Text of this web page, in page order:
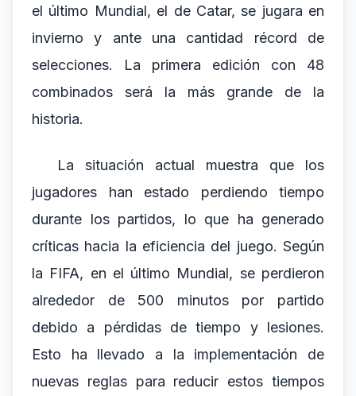
el último Mundial, el de Catar, se jugara en
invierno y ante una cantidad récord de
selecciones. La primera edición con 48
combinados será la más grande de la
historia.
La situación actual muestra que los
jugadores han estado perdiendo tiempo
durante los partidos, lo que ha generado
críticas hacia la eficiencia del juego. Según
la FIFA, en el último Mundial, se perdieron
alrededor de 500 minutos por partido
debido a pérdidas de tiempo y lesiones.
Esto ha llevado a la implementación de
nuevas reglas para reducir estos tiempos